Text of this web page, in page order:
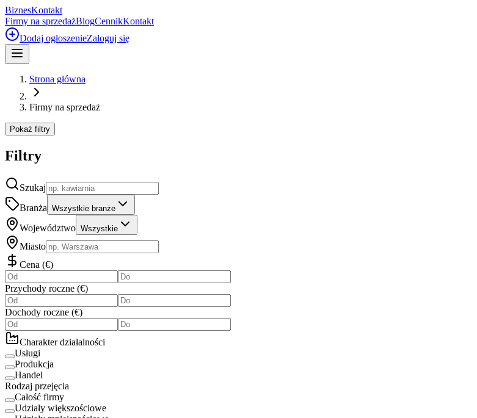
BiznesKontakt
Firmy na sprzedażBlogCennikKontakt
Dodaj ogłoszenieZaloguj się
Strona główna
Firmy na sprzedaż
Pokaż filtry
Filtry
Szukaj
Branża Wszystkie branże
Województwo Wszystkie
Miasto
Cena (€)
Przychody roczne (€)
Dochody roczne (€)
Charakter działalności
Usługi
Produkcja
Handel
Rodzaj przejęcia
Całość firmy
Udziały większościowe